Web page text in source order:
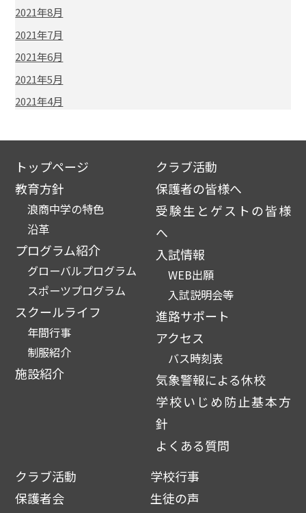
2021年8月
2021年7月
2021年6月
2021年5月
2021年4月
トップページ
教育方針
浪商中学の特色
沿革
プログラム紹介
グローバルプログラム
スポーツプログラム
スクールライフ
年間行事
制服紹介
施設紹介
クラブ活動
保護者の皆様へ
受験生とゲストの皆様
へ
入試情報
WEB出願
入試説明会等
進路サポート
アクセス
バス時刻表
気象警報による休校
学校いじめ防止基本方
針
よくある質問
クラブ活動
学校行事
保護者会
生徒の声